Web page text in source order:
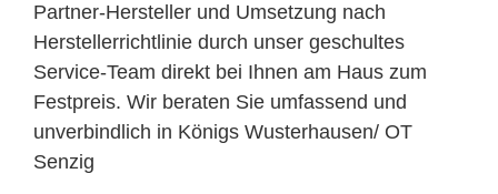
Partner-Hersteller und Umsetzung nach
Herstellerrichtlinie durch unser geschultes
Service-Team direkt bei Ihnen am Haus zum
Festpreis. Wir beraten Sie umfassend und
unverbindlich in Königs Wusterhausen/ OT
Senzig